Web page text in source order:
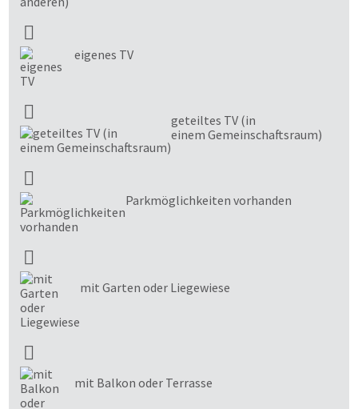
eigenes TV
geteiltes TV (in
einem Gemeinschaftsraum)
Parkmöglichkeiten vorhanden
mit Garten oder Liegewiese
mit Balkon oder Terrasse